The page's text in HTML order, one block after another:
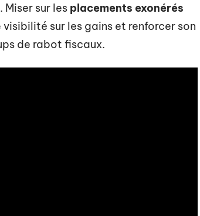
Miser sur les placements exonérés
visibilité sur les gains et renforcer son
de rabot fiscaux.